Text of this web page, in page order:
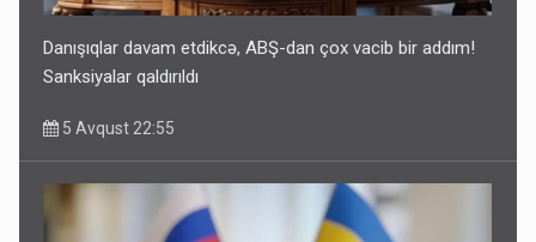
Danışıqlar davam etdikcə, ABŞ-dan çox vacib bir addım!
Sanksiyalar qaldırıldı
5 Avqust 22:55